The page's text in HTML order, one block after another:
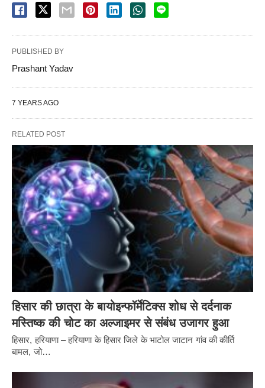
PUBLISHED BY
Prashant Yadav
7 YEARS AGO
RELATED POST
हिसार की छात्रा के बायोइन्फॉर्मेटिक्स शोध से दर्दनाक
मस्तिष्क की चोट का अल्जाइमर से संबंध उजागर हुआ
हिसार, हरियाणा – हरियाणा के हिसार जिले के भाटोल जाटान गांव की कीर्ति
बामल, जो…